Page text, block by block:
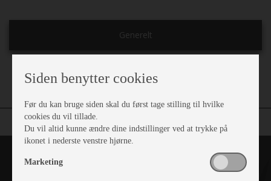
Generelt
Farve: Lysegrå og mørkegrå
Siden benytter cookies
Før du kan bruge siden skal du først tage stilling til hvilke
cookies du vil tillade.
Du vil altid kunne ændre dine indstillinger ved at trykke på
ikonet i nederste venstre hjørne.
Marketing